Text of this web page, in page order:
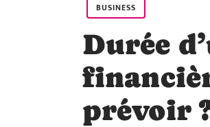
BUSINESS
Durée
prévoir